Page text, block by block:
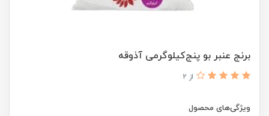
برنج عنبر بو‌ پنج‌کیلو‌گرمی آذوقه
از 2
ویژگی‌های محصول